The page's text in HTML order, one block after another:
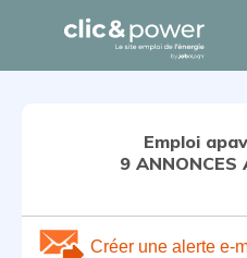
Emploi
9 ANNONCES
Créer une alerte e-